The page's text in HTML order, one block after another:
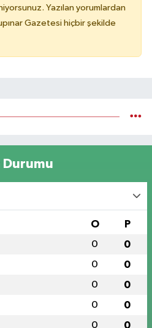
Yazılan yorumlardan
Gazetesi hiçbir şekilde
Durumu
O P
0 0
0 0
0 0
0 0
0 0